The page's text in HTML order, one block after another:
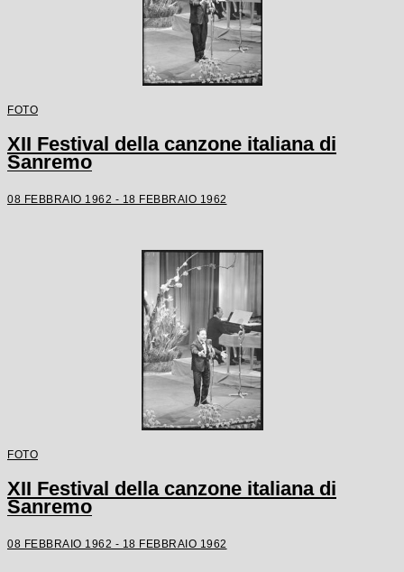
FOTO
XII Festival della canzone italiana di
Sanremo
08 FEBBRAIO 1962 - 18 FEBBRAIO 1962
FOTO
XII Festival della canzone italiana di
Sanremo
08 FEBBRAIO 1962 - 18 FEBBRAIO 1962